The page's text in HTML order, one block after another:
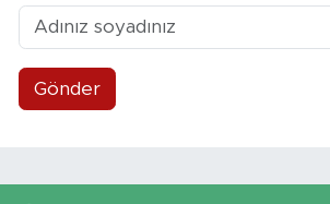
Gönder